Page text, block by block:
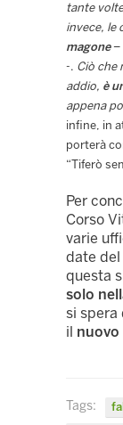
tante
invece, le
magone–
-. Ciò che
addio, è
appena
infine, in
porterà
“Tiferò
Per
Corso
varie
date del
questa
solo
si spera
il
Tags: